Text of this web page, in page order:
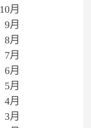
10月
9月
8月
7月
6月
5月
4月
3月